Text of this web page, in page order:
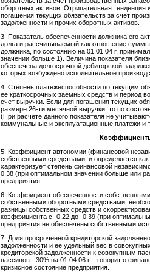
оборотных активов. Отрицательная
погашения текущих обязательств за счет
задолженности и прочих оборотных активов.
3. Показатель обеспеченности должника его
долга и рассчитываемый как отношение
должника, по состоянию на 01.01.04 г.
значении больше 1). Величина показателя
обеспечена долгосрочной дебиторской
которых возбуждено исполнительное
4. Степень платежеспособности по текущим
ее краткосрочных заемных средств и период
счет выручки. Если для погашения текущих
размере 26-ти месячной выручки, то по
(При расчете данного показателя не
коммунальные и эксплуатационные платежи и
5. Коэффициент автономии (финансовой
собственными средствами, и определяется
характеризует степень финансовой
0,38 (при оптимальном значении больше или
предприятия.
6. Коэффициент обеспеченности
собственными оборотными средствами,
разницы собственных средств и
коэффициента с -0,22 до -0,39 (при
предприятия не обеспечены собственными
7. Доля просроченной кредиторской
задолженности и ее удельный вес в
кредиторской задолженности к совокупным
пассивов - 30% на 01.04.06 г. - говорит о
кризисное состояние предприятия.